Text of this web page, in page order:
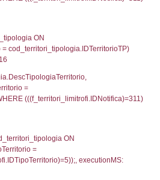
0.0029230117797852
INNER JOIN a2_personale
0.0026130676269531
reg_a2_personale ON
d1_controlli.Pec